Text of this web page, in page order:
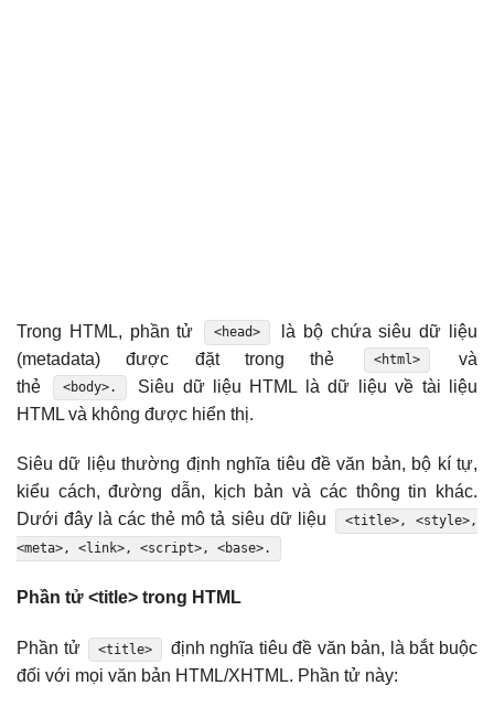
Trong HTML, phần tử <head>
là bộ chứa siêu dữ liệu
(metadata) được đặt trong thẻ
<html>
và
thẻ
<body>.
Siêu dữ liệu HTML là dữ liệu về tài liệu
HTML và không được hiển thị.
Siêu dữ liệu thường định nghĩa tiêu đề văn bản, bộ kí tự,
kiểu cách, đường dẫn, kịch bản và các thông tin khác.
Dưới đây là các thẻ mô tả siêu dữ liệu
<title>, <style>,
<meta>, <link>, <script>, <base>.
Phần tử <title> trong HTML
Phần tử <title>
định nghĩa tiêu đề văn bản, là bắt buộc
đối với mọi văn bản HTML/XHTML. Phần tử này: